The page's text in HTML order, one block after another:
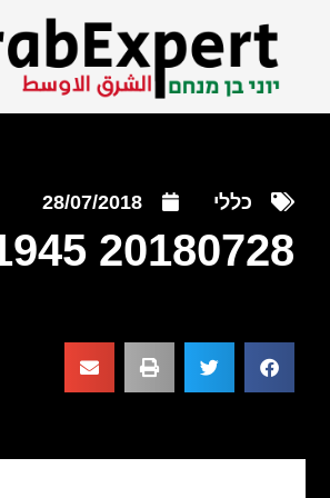
כללי 28/07/2018
20180728 111945